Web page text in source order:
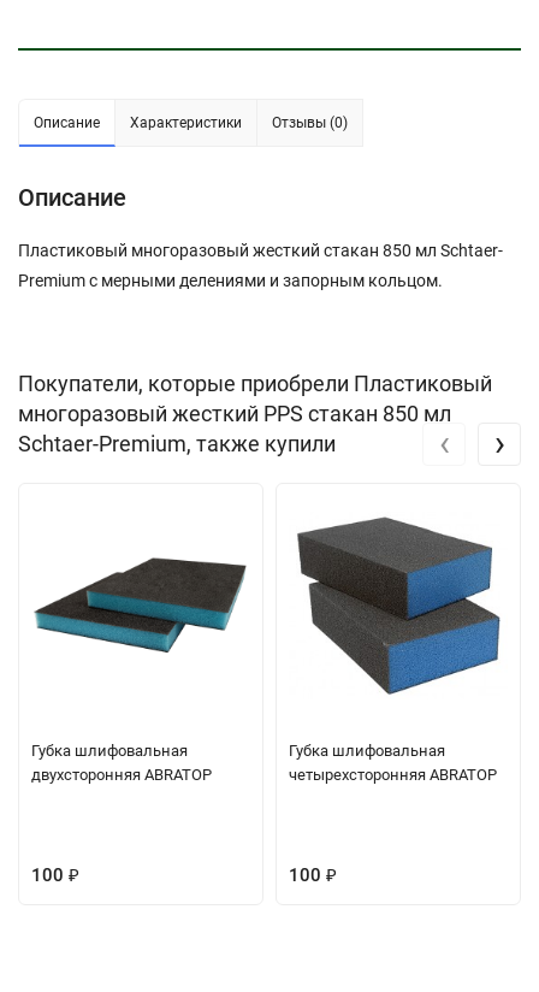
Описание Характеристики Отзывы (0)
Описание
Пластиковый многоразовый жесткий стакан 850 мл Schtaer-
Premium с мерными делениями и запорным кольцом.
Покупатели, которые приобрели Пластиковый
многоразовый жесткий PPS стакан 850 мл
Schtaer-Premium, также купили
Губка шлифовальная
двухсторонняя ABRATOP
100 ₽
Губка шлифовальная
четырехсторонняя ABRATOP
100 ₽
‹ ›